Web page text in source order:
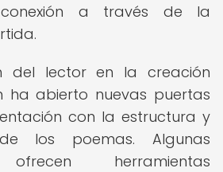
a través de la
del lector en la creación
ha abierto nuevas puertas
con la estructura y
los poemas. Algunas
herramientas